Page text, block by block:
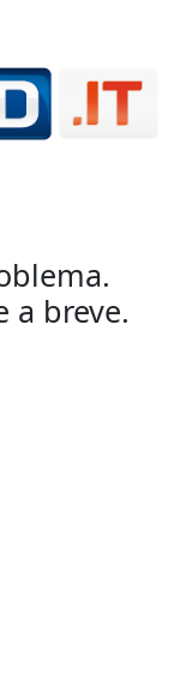
a breve.